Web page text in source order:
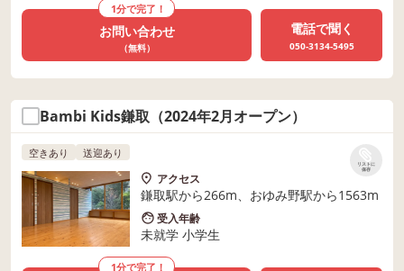
1分で完了！
お問い合わせ
（無料）
電話で聞く
050-3134-5495
Bambi Kids鎌取（2024年2月オープン）
リストに
保存
空きあり 送迎あり
アクセス
鎌取駅から266m、おゆみ野駅から1563m
受入年齢
未就学 小学生
1分で完了！